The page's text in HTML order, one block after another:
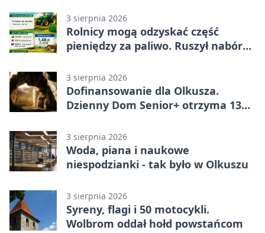
3 sierpnia 2026
Rolnicy mogą odzyskać część
pieniędzy za paliwo. Ruszył nabór
3 sierpnia 2026
Dofinansowanie dla Olkusza.
Dzienny Dom Senior+ otrzyma 134
3 sierpnia 2026
Woda, piana i naukowe
niespodzianki - tak było w Olkuszu
3 sierpnia 2026
Syreny, flagi i 50 motocykli.
Wolbrom oddał hołd powstańcom